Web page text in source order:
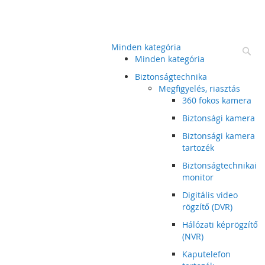
Minden kategória
Minden kategória
Biztonságtechnika
Megfigyelés, riasztás
360 fokos kamera
Biztonsági kamera
Biztonsági kamera
tartozék
Biztonságtechnikai
monitor
Digitális video
rögzítő (DVR)
Hálózati képrögzítő
(NVR)
Kaputelefon